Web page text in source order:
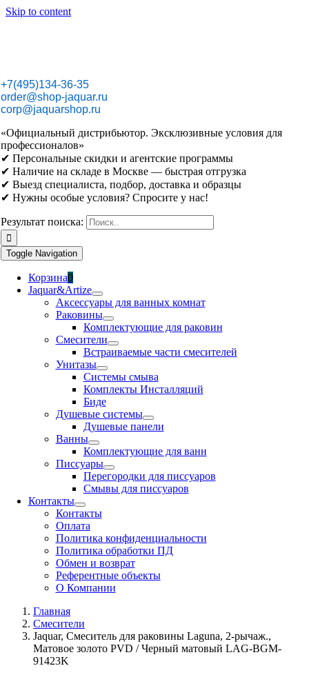
Skip to content
+7(495)134-36-35
order@shop-jaquar.ru
corp@jaquarshop.ru
«Официальный дистрибьютор. Эксклюзивные условия для
профессионалов»
✔ Персональные скидки и агентские программы
✔ Наличие на складе в Москве — быстрая отгрузка
✔ Выезд специалиста, подбор, доставка и образцы
✔ Нужны особые условия? Спросите у нас!
Результат поиска:
Toggle Navigation
Корзина0
Jaquar&Artize
Аксессуары для ванных комнат
Раковины
Комплектующие для раковин
Смесители
Встраиваемые части смесителей
Унитазы
Системы смыва
Комплекты Инсталляций
Биде
Душевые системы
Душевые панели
Ванны
Комплектующие для ванн
Писсуары
Перегородки для писсуаров
Смывы для писсуаров
Контакты
Контакты
Оплата
Политика конфиденциальности
Политика обработки ПД
Обмен и возврат
Референтные объекты
О Компании
Главная
Смесители
Jaquar, Смеситель для раковины Laguna, 2-рычаж.,
Матовое золото PVD / Черный матовый LAG-BGM-
91423K